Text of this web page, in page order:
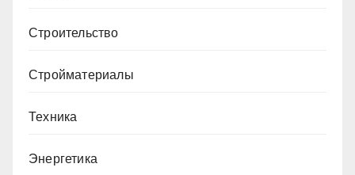
Строительство
Стройматериалы
Техника
Энергетика